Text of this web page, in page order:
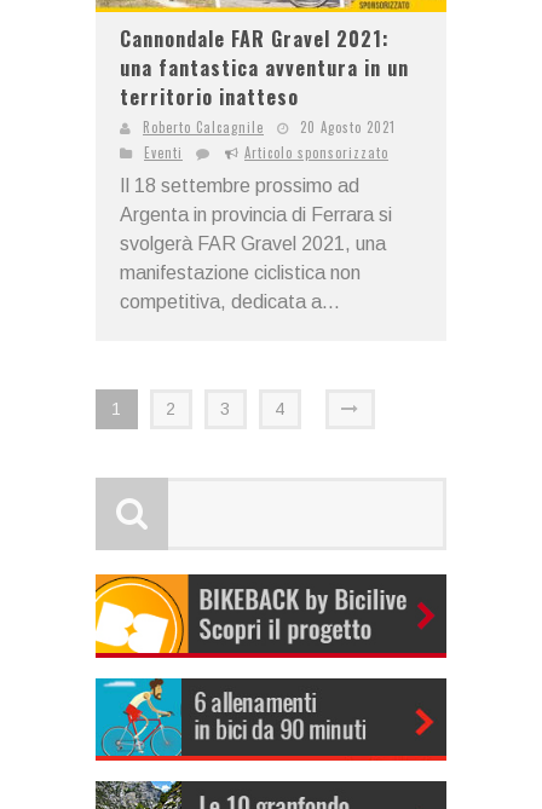
Cannondale FAR Gravel 2021:
una fantastica avventura in un
territorio inatteso
Roberto Calcagnile
20 Agosto 2021
Eventi
Articolo sponsorizzato
Il 18 settembre prossimo ad
Argenta in provincia di Ferrara si
svolgerà FAR Gravel 2021, una
manifestazione ciclistica non
competitiva, dedicata a...
1 2 3 4